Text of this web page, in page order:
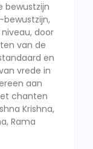
bewustzijn
door
van de
en
vrede in
aan
chanten
Krishna,
Rama